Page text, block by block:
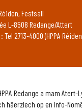
Redange a mam Atert-
häerzlech op en Info-
Festsall
L-8508 Redange/Attert
Tel 2713-4000 (HPPA